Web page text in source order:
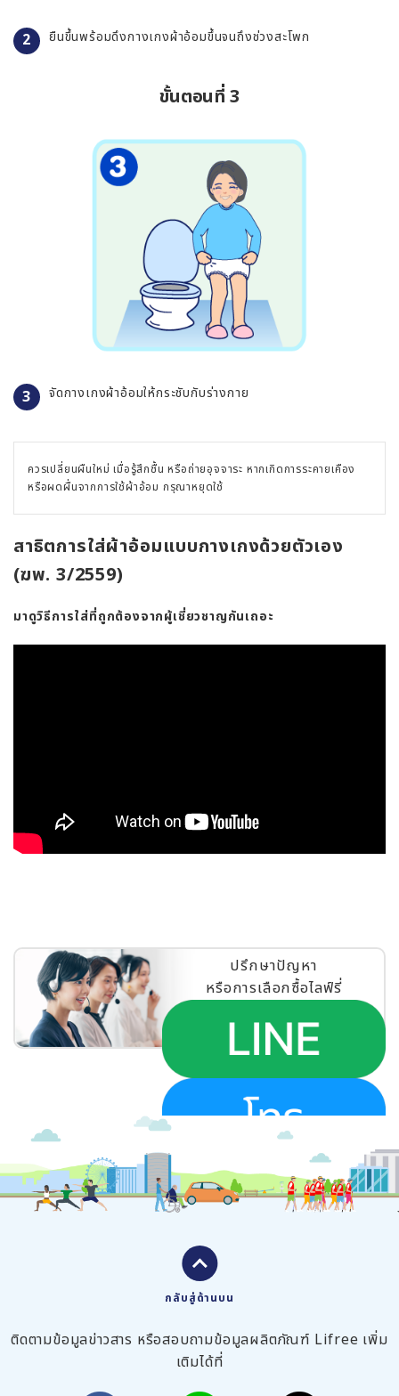
ยืนขึ้นพร้อมดึงกางเกงผ้าอ้อมขึ้นจนถึงช่วงสะโพก
ขั้นตอนที่ 3
จัดกางเกงผ้าอ้อมให้กระชับกับร่างกาย
ควรเปลี่ยนผืนใหม่ เมื่อรู้สึกชื้น หรือถ่ายอุจจาระ หากเกิดการระคายเคือง
หรือผดผื่นจากการใช้ผ้าอ้อม กรุณาหยุดใช้
สาธิตการใส่ผ้าอ้อมแบบกางเกงด้วยตัวเอง
(ฆพ. 3/2559)
มาดูวิธีการใส่ที่ถูกต้องจากผู้เชี่ยวชาญกันเถอะ
ปรึกษาปัญหา
หรือการเลือกซื้อไลฟ์รี่
กลับสู่ด้านบน
ติดตามข้อมูลข่าวสาร หรือสอบถามข้อมูลผลิตภัณฑ์ Lifree เพิ่ม
เติมได้ที่